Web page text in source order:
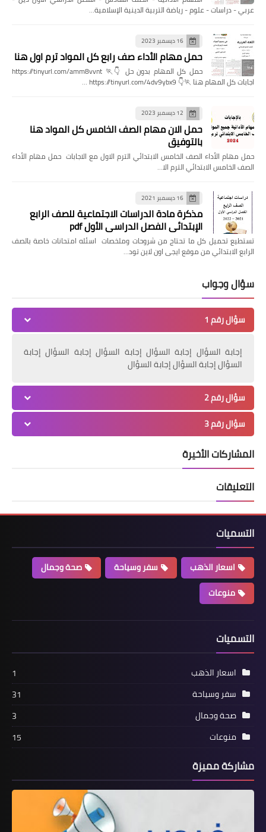
عربي - دراسات - علوم - رياضة التربية الدينية الإسلامية…
16 ديسمبر 2023
حمل مهام الأداء صف رابع كل المواد ترم اول هنا
حمل كل المهام بدون حل 👇🏃 https://tinyurl.com/amm8vvnt
اجابات كل المهام هنا 🏃👇 https://tinyurl.com/4dv9ybx9 …
12 ديسمبر 2023
حمل الان مهام الصف الخامس كل المواد هنا
بالتوفيق
حمل مهام الأداء الصف الخامس الابتدائي الترم الاول مع الاجابات حمل مهام الأداء
الصف الخامس الابتدائي الترم الا…
16 ديسمبر 2021
مذكرة مادة الدراسات الاجتماعية للصف الرابع
الإبتدائي الفصل الدراسي الأول pdf
تستطيع تحميل كل ما تحتاج من شروحات وملخصات اسئله امتحانات خاصة بالصف
الرابع الابتدائي من موقع ايجى اون لاين تود…
سؤال وجواب
سؤال رقم 1
إجابة السؤال إجابة السؤال إجابة السؤال إجابة السؤال إجابة
السؤال إجابة السؤال إجابة السؤال
سؤال رقم 2
سؤال رقم 3
المشاركات الأخيرة
التعليقات
التسميات
اسعار الذهب سفر وسياحة
صحة وجمال
منوعات
التسميات
اسعار الذهب
1
سفر وسياحة
31
صحة وجمال
3
منوعات
15
مشاركة مميزة